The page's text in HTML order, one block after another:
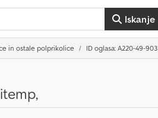
Iskanje
in ostale polprikolice ID oglasa: A220-49-903